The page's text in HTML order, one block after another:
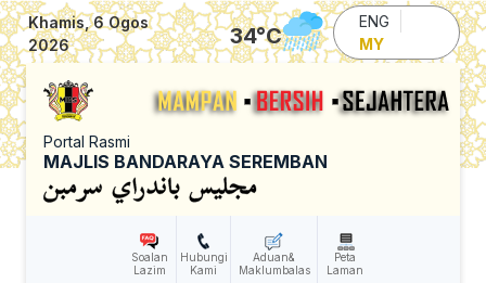
Skip to main content
Khamis, 6 Ogos
2026
34°C
ENG
MY
Portal Rasmi
MAJLIS BANDARAYA SEREMBAN
Soalan
Lazim
Hubungi
Kami
Aduan&
Maklumbalas
Peta
Laman